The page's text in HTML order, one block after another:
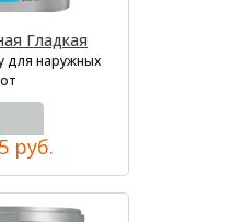
Гладкая
для наружных
руб.